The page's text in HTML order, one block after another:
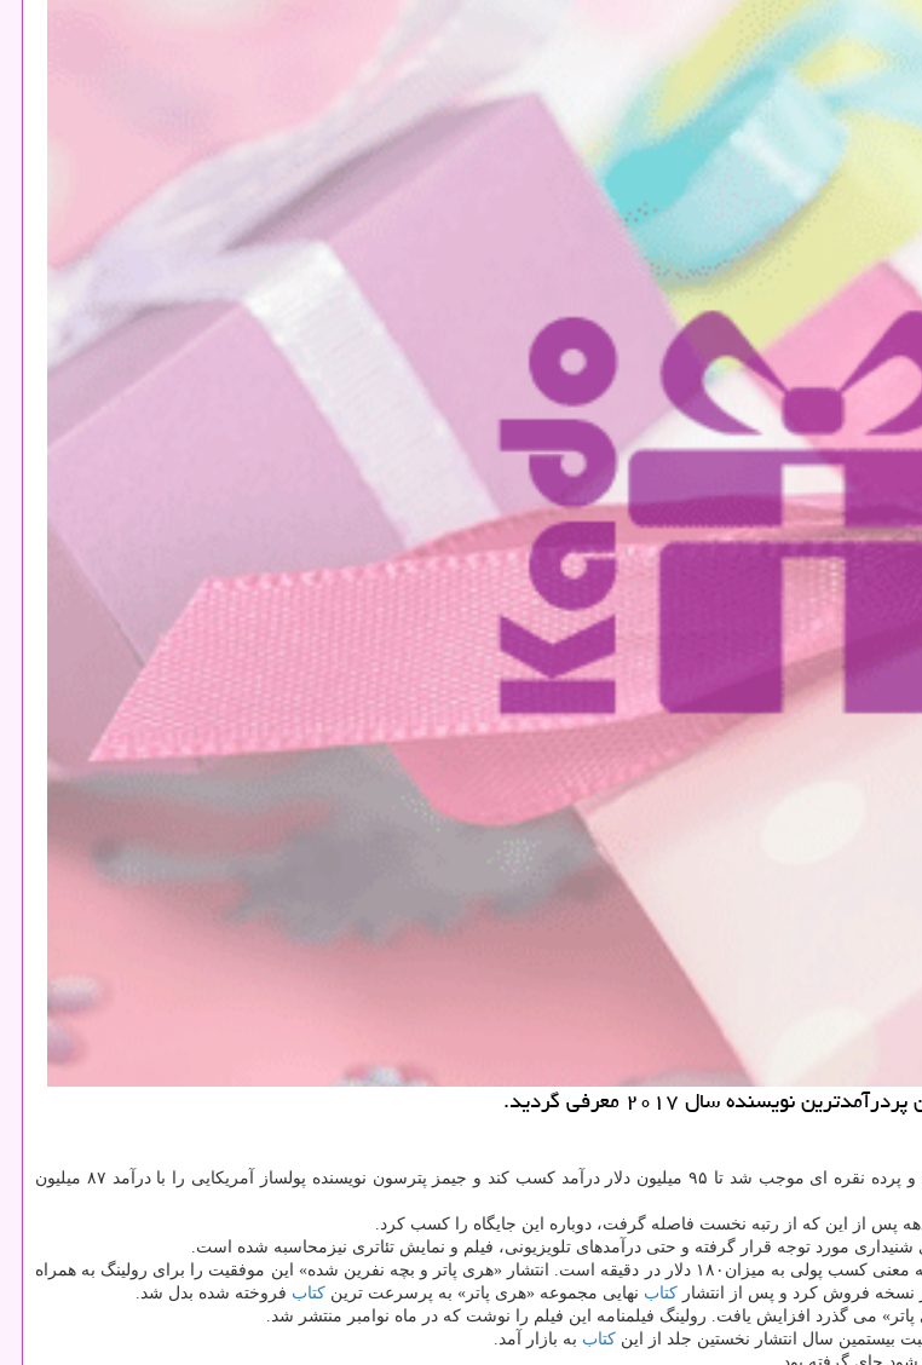
نویسنده سال ۲۰۱۷ معرفی گردید.
دونی به نقل از گاردین، بازگشت رولینگ به جهان داستانی جادوگری روی صحنه و پرده نقره ای موجب شد تا ۹۵ میلیون دلار درآمد كسب كند و جیمز پترسون نویسنده پولساز آمریكایی را با درآمد ۸۷ میلیون
شنیداری مورد توجه قرار گرفته و حتی درآمدهای تلویزیونی، فیلم و نمایش تئاتری نیزمحاسبه شده است.
رولینگ برمبنای این فهرست در سالی كه به ۳۱ ماه مه ختم شد، ۹۵ میلیون دلار كسب كرد. این به معنی كسب پولی به میزان۱۸۰ دلار در دقیقه است. انتشار «هری پاتر و بچه نفرین شده» این موفقیت را برای رولینگ به همراه
كتاب نهایی مجموعه «هری پاتر» به پرسرعت ترین كتاب فروخته شده بدل شد.
می گذرد افزایش یافت. رولینگ فیلمنامه این فیلم را نوشت كه در ماه نوامبر منتشر شد.
بیستمین سال انتشار نخستین جلد از این كتاب به بازار آمد.